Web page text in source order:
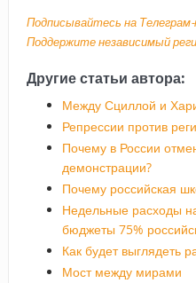
Подписывайтесь на
Поддержите независимый
Другие статьи автора:
Между Сциллой и
Репрессии против
Почему в России
демонстрации?
Почему российская
Недельные расходы
бюджеты 75%
Как будет выглядеть
Мост между мирами